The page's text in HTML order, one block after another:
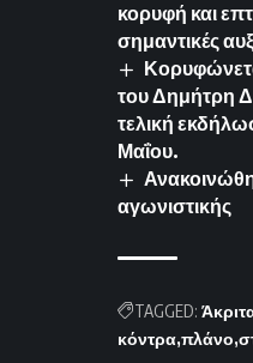
κορυφή και
σημαντικές
του Δημήτρη
τελική
Μαΐου.
αγωνιστικής
TAGGED:
κόντρα πλάνο